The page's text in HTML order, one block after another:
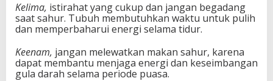
Kelima, istirahat yang cukup dan jangan begadang
saat sahur. Tubuh membutuhkan waktu untuk pulih
dan memperbaharui energi selama tidur.
Keenam, jangan melewatkan makan sahur, karena
dapat membantu menjaga energi dan keseimbangan
gula darah selama periode puasa.